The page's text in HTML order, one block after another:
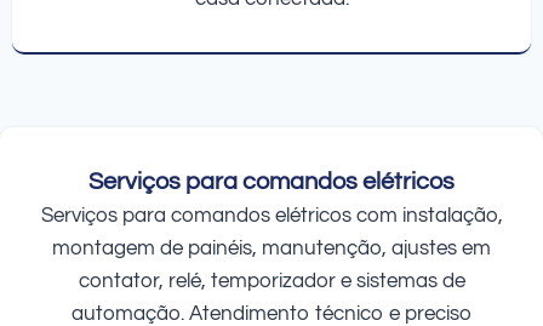
Serviços para comandos elétricos
Serviços para comandos elétricos com instalação,
montagem de painéis, manutenção, ajustes em
contator, relé, temporizador e sistemas de
automação. Atendimento técnico e preciso